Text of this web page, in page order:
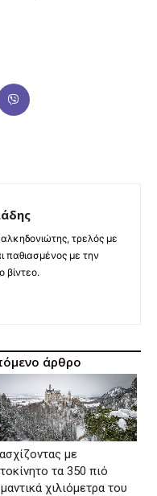
τρελός με
παθιασμένος με την
βίντεο.
άρθρο
με
τα 350 πιό
χιλιόμετρα του